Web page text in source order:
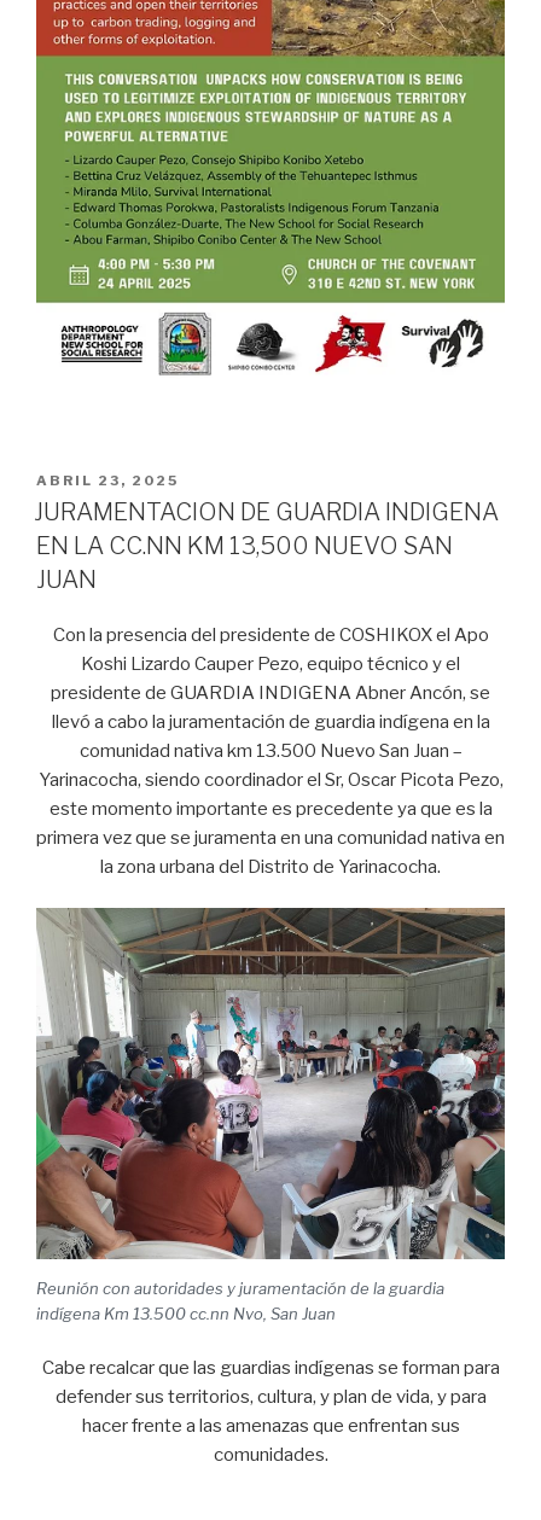
PUBLICADO
EL
ABRIL 23, 2025
JURAMENTACION DE GUARDIA INDIGENA
EN LA CC.NN KM 13,500 NUEVO SAN
JUAN
Con la presencia del presidente de COSHIKOX el Apo
Koshi Lizardo Cauper Pezo, equipo técnico y el
presidente de GUARDIA INDIGENA Abner Ancón, se
llevó a cabo la juramentación de guardia indígena en la
comunidad nativa km 13.500 Nuevo San Juan –
Yarinacocha, siendo coordinador el Sr, Oscar Picota Pezo,
este momento importante es precedente ya que es la
primera vez que se juramenta en una comunidad nativa en
la zona urbana del Distrito de Yarinacocha.
Reunión con autoridades y juramentación de la guardia
indígena Km 13.500 cc.nn Nvo, San Juan
Cabe recalcar que las guardias indígenas se forman para
defender sus territorios, cultura, y plan de vida, y para
hacer frente a las amenazas que enfrentan sus
comunidades.